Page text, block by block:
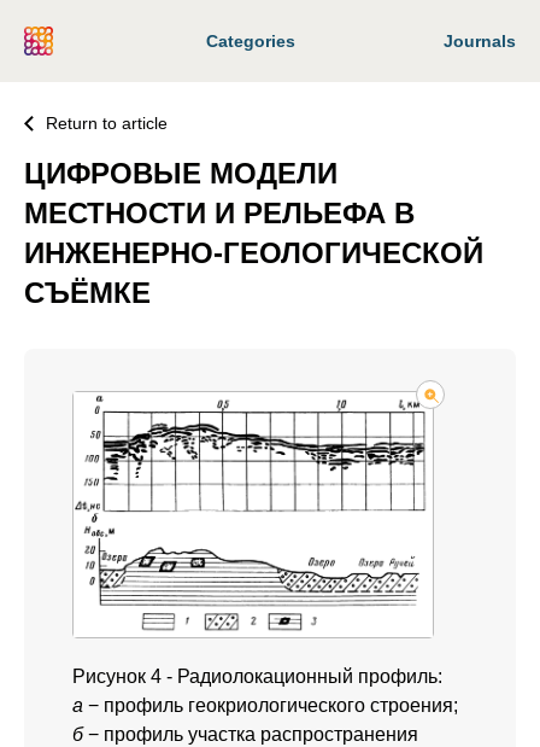
Categories Journals
Return to article
ЦИФРОВЫЕ МОДЕЛИ
МЕСТНОСТИ И РЕЛЬЕФА В
ИНЖЕНЕРНО-ГЕОЛОГИЧЕСКОЙ
СЪЁМКЕ
Рисунок 4 - Радиолокационный профиль:
а − профиль геокриологического строения;
б− профиль участка распространения